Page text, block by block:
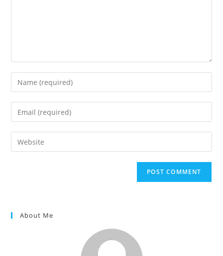
Enter
your
name
comment
Enter
your
email
address
Enter
your
About Me